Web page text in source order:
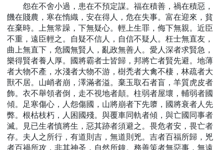
怨在不舍小過，患在不預定謀。福在積善，禍在積惡，
饑在賤農，寒在惰織，安在得人，危在失事。富在迎來，貧
在棄時。上無常躁，下無疑心。輕上生罪，侮下無親。近臣
不重，遠臣輕之。自疑不信人，自信不疑人。枉士無直友，
曲上無直下，危國無賢人，亂政無善人。愛人深者求賢急，
樂得賢者養人厚。國將霸者士皆歸，邦將亡者賢先避。地薄
者大物不產，水淺者大物不游，樹禿者大禽不棲，林疏者大
獸不居。山峭者崩，澤滿者溢。棄玉取石者盲，羊質虎皮者
飾。衣不舉領者倒，走不視地者顛。柱弱者屋壞，輔弱者國
傾。足寒傷心，人怨傷國，山將崩者下先隳，國將衰者人先
弊。根枯枝朽，人困國殘。與覆車同軌者傾，與亡國同事者
滅。見已生者慎將生，惡其跡者須避之。畏危者安，畏亡者
存。夫人之所行，有道則吉，無道則兇。吉者百福所歸，兇
者百禍所攻，非其神圣，自然所鐘。務善策者無惡事，無遠